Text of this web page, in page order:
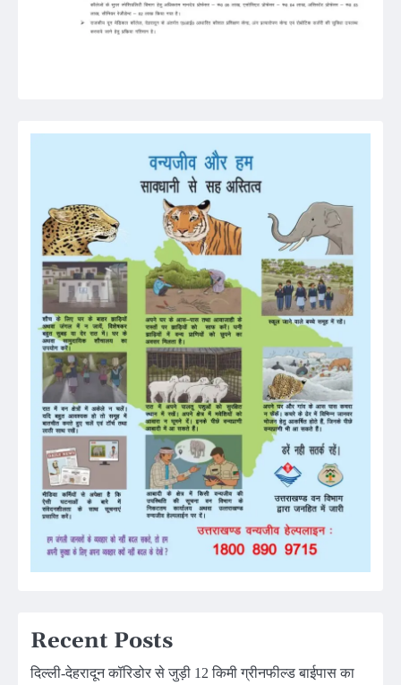
Recent Posts
दिल्ली-देहरादून कॉरिडोर से जुड़ी 12 किमी ग्रीनफील्ड बाईपास का